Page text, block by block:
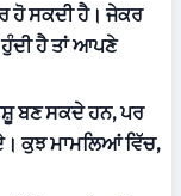
ਹੋ ਸਕਦੀ ਹੈ। ਜੇਕਰ
ਹੈ ਤਾਂ ਆਪਣੇ
ਬਣ ਸਕਦੇ ਹਨ, ਪਰ
ਕੁਝ ਮਾਮਲਿਆਂ ਵਿੱਚ,